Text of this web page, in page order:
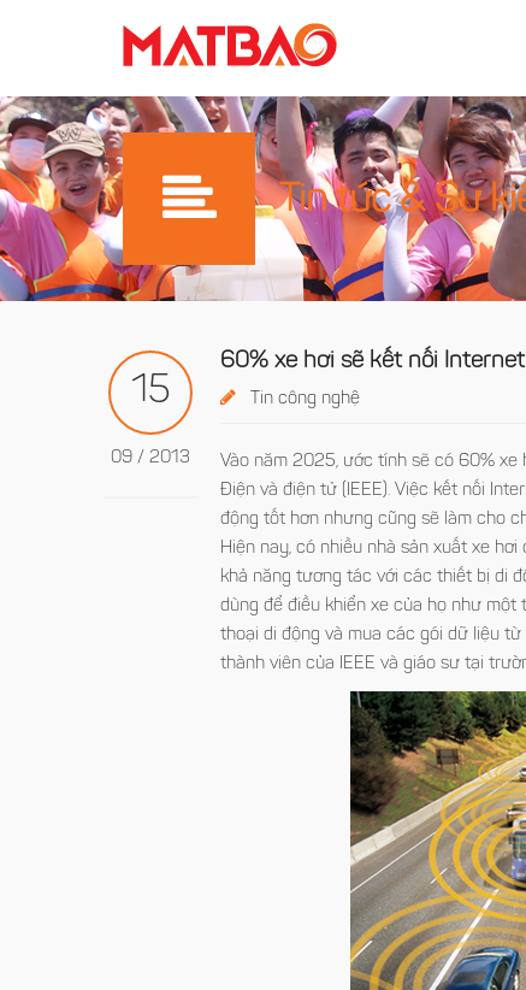
Tin tức & Sự
15
09 / 2013
60% xe hơi sẽ kết nối
Tin công nghệ
Vào năm 2025, ước tính sẽ có 60%
Điện và điện tử (IEEE). Việc kết nối
động tốt hơn nhưng cũng sẽ làm cho
Hiện nay, có nhiều nhà sản xuất xe
khả năng tương tác với các thiết bị di
dùng để điều khiển xe của họ như
thoại di động và mua các gói dữ liệu
thành viên của IEEE và giáo sư tại